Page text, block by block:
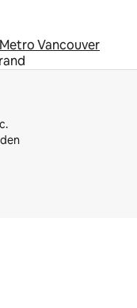
Metro Vancouver